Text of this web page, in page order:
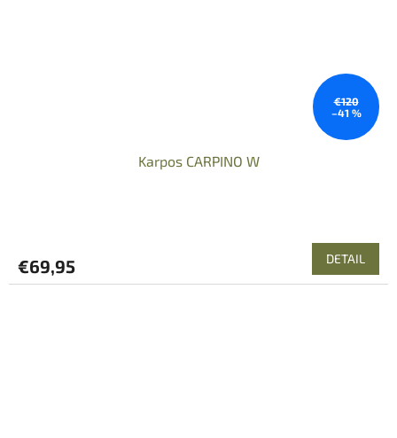
€120
–41 %
Karpos CARPINO W
€69,95 DETAIL